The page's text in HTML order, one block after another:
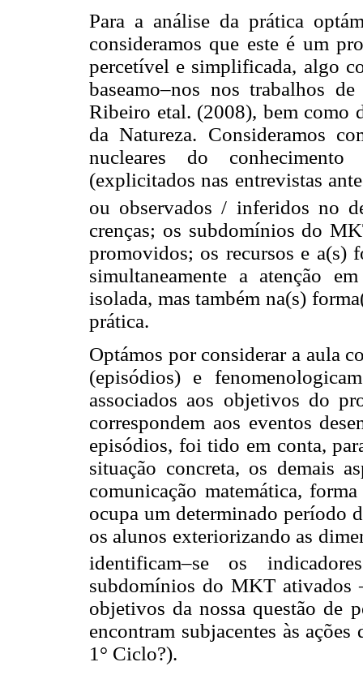
Para a análise da prática
consideramos que este é um
percetível e simplificada, algo
baseamo–nos nos trabalhos
Ribeiro etal. (2008), bem como
da Natureza. Consideramos
nucleares do
(explicitados nas entrevistas
ou observados / inferidos no
crenças; os subdomínios do
promovidos; os recursos e a(s)
simultaneamente a atenção
isolada, mas também na(s)
prática.
Optámos por considerar a aula
(episódios) e
associados aos objetivos do
correspondem aos eventos
episódios, foi tido em conta,
situação concreta, os demais
comunicação matemática,
ocupa um determinado período
os alunos exteriorizando as
identificam–se os
subdomínios do MKT ativados
objetivos da nossa questão de
encontram subjacentes às
1° Ciclo?).